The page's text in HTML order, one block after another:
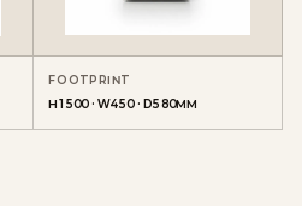
FOOTPRINT
H1500 · W450 · D580MM